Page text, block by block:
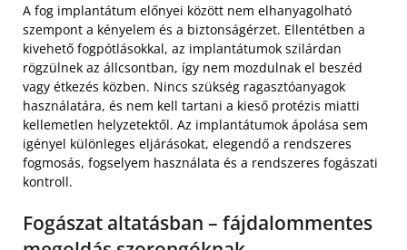
A fog implantátum előnyei között nem elhanyagolható
szempont a kényelem és a biztonságérzet. Ellentétben a
kivehető fogpótlásokkal, az implantátumok szilárdan
rögzülnek az állcsontban, így nem mozdulnak el beszéd
vagy étkezés közben. Nincs szükség ragasztóanyagok
használatára, és nem kell tartani a kieső protézis miatti
kellemetlen helyzetektől. Az implantátumok ápolása sem
igényel különleges eljárásokat, elegendő a rendszeres
fogmosás, fogselyem használata és a rendszeres fogászati
kontroll.
Fogászat altatásban – fájdalommentes